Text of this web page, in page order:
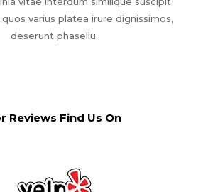
varius platea irure dignissimos,
deserunt phasellu.
Reviews Find Us On